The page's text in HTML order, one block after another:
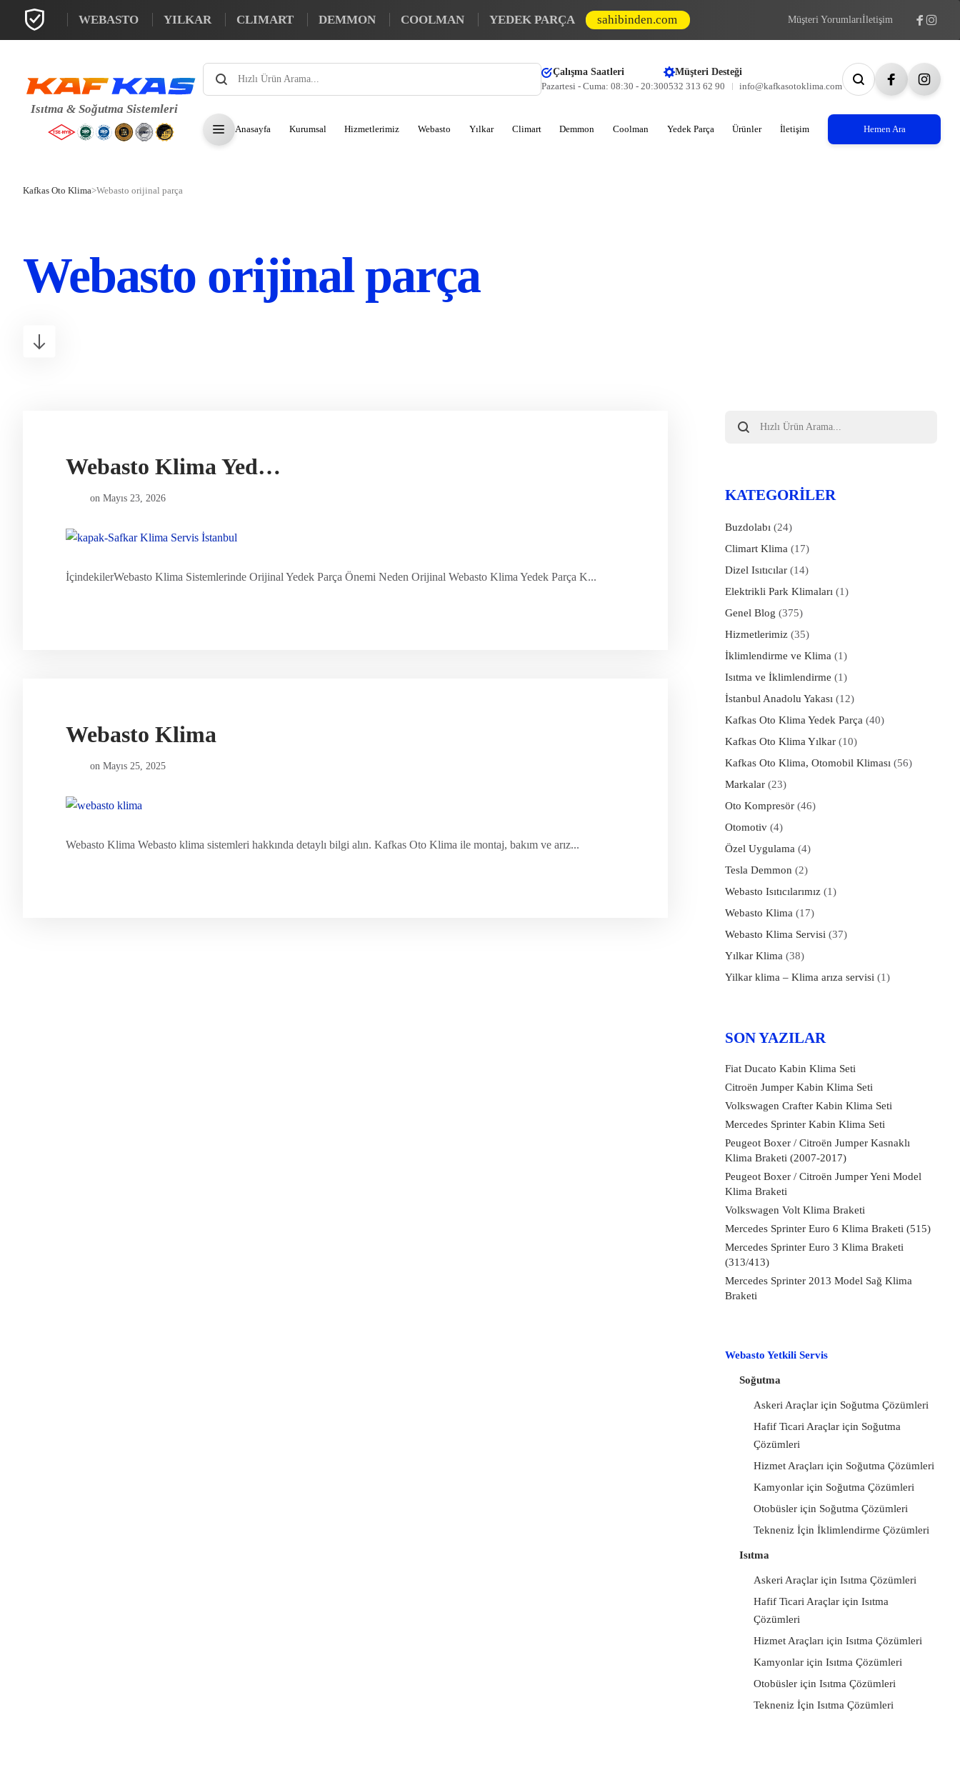
WEBASTO YILKAR CLIMART DEMMON COOLMAN YEDEK PARÇA sahibinden.com Müşteri Yorumlarıİletişim
Products
search
Çalışma Saatleri
Pazartesi - Cuma: 08:30 - 20:30
Müşteri Desteği
0532 313 62 90
info@kafkasotoklima.com
Anasayfa Kurumsal Hizmetlerimiz Webasto Yılkar Climart Demmon Coolman Yedek Parça Ürünler İletişim Hemen Ara
Kafkas Oto Klima>Webasto orijinal parça
Webasto orijinal parça
Webasto Klima Yedek Parça
on Mayıs 23, 2026
İçindekilerWebasto Klima Sistemlerinde Orijinal Yedek Parça Önemi Neden Orijinal Webasto Klima Yedek Parça K...
Webasto Klima
on Mayıs 25, 2025
Webasto Klima Webasto klima sistemleri hakkında detaylı bilgi alın. Kafkas Oto Klima ile montaj, bakım ve arız...
search
KATEGORILER
Buzdolabı (24)
Climart Klima (17)
Dizel Isıtıcılar (14)
Elektrikli Park Klimaları (1)
Genel Blog (375)
Hizmetlerimiz (35)
İklimlendirme ve Klima (1)
Isıtma ve İklimlendirme (1)
İstanbul Anadolu Yakası (12)
Kafkas Oto Klima Yedek Parça (40)
Kafkas Oto Klima Yılkar (10)
Kafkas Oto Klima, Otomobil Kliması (56)
Markalar (23)
Oto Kompresör (46)
Otomotiv (4)
Özel Uygulama (4)
Tesla Demmon (2)
Webasto Isıtıcılarımız (1)
Webasto Klima (17)
Webasto Klima Servisi (37)
Yılkar Klima (38)
Yilkar klima – Klima arıza servisi (1)
SON YAZILAR
Fiat Ducato Kabin Klima Seti
Citroën Jumper Kabin Klima Seti
Volkswagen Crafter Kabin Klima Seti
Mercedes Sprinter Kabin Klima Seti
Peugeot Boxer / Citroën Jumper Kasnaklı
Klima Braketi (2007-2017)
Peugeot Boxer / Citroën Jumper Yeni Model
Klima Braketi
Volkswagen Volt Klima Braketi
Mercedes Sprinter Euro 6 Klima Braketi (515)
Mercedes Sprinter Euro 3 Klima Braketi
(313/413)
Mercedes Sprinter 2013 Model Sağ Klima
Braketi
Webasto Yetkili Servis
Soğutma
Askeri Araçlar için Soğutma Çözümleri
Hafif Ticari Araçlar için Soğutma
Çözümleri
Hizmet Araçları için Soğutma Çözümleri
Kamyonlar için Soğutma Çözümleri
Otobüsler için Soğutma Çözümleri
Tekneniz İçin İklimlendirme Çözümleri
Isıtma
Askeri Araçlar için Isıtma Çözümleri
Hafif Ticari Araçlar için Isıtma
Çözümleri
Hizmet Araçları için Isıtma Çözümleri
Kamyonlar için Isıtma Çözümleri
Otobüsler için Isıtma Çözümleri
Tekneniz İçin Isıtma Çözümleri